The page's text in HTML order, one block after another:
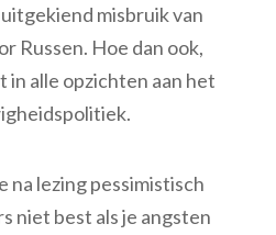
misbruik van
Russen. Hoe dan ook,
alle opzichten aan het
na lezing pessimistisch
niet best als je angsten